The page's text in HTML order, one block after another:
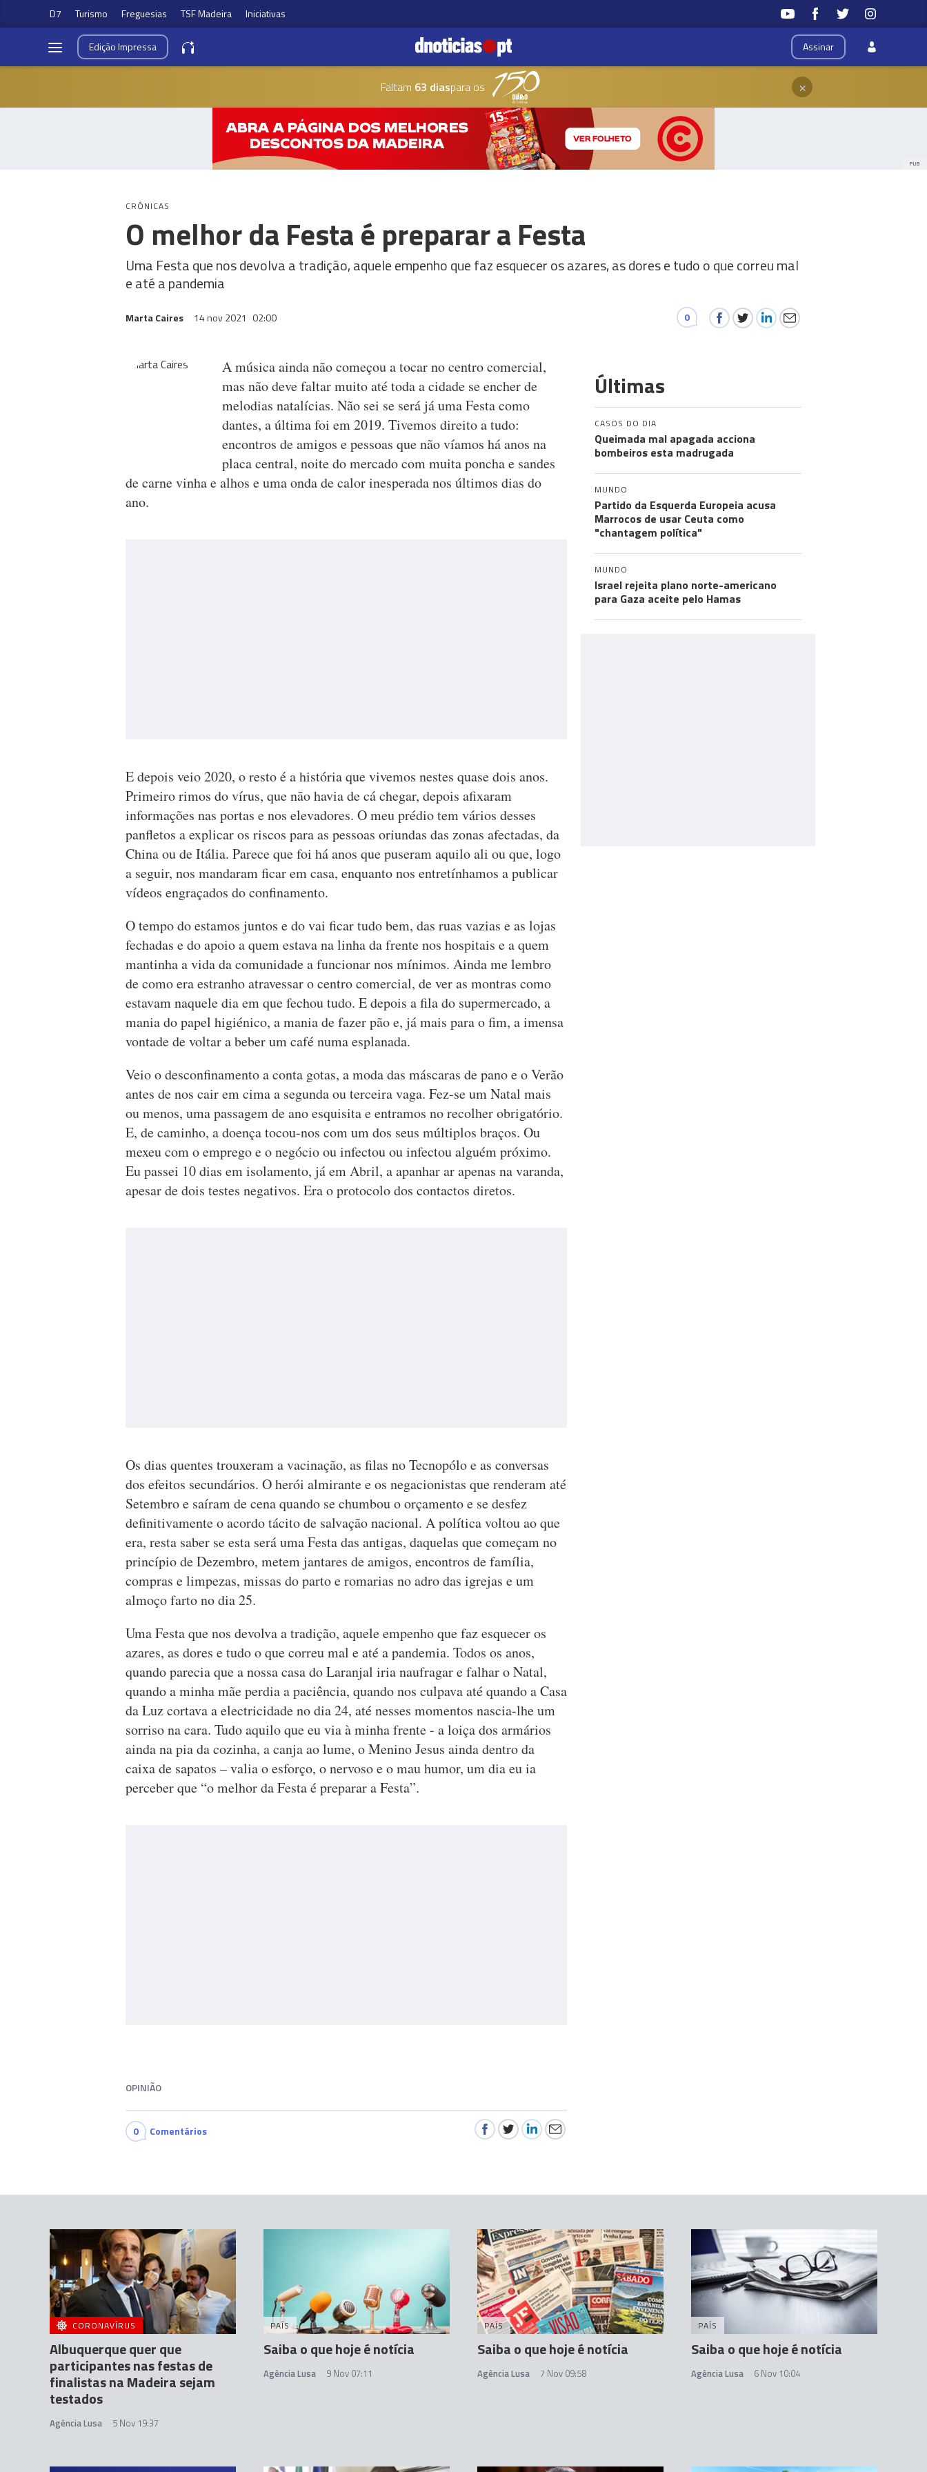
D7 Turismo Freguesias TSF Madeira Iniciativas
Assinar
EdiçãoImpressa
Faltam 63 diaspara os ×
PUB
CRÓNICAS
O melhor da Festa é preparar a Festa
Uma Festa que nos devolva a tradição, aquele empenho que faz esquecer os azares, as dores e tudo o que correu mal
e até a pandemia
Marta Caires 14 nov 2021 02:00 0
A música ainda não começou a tocar no centro comercial,
mas não deve faltar muito até toda a cidade se encher de
melodias natalícias. Não sei se será já uma Festa como
dantes, a última foi em 2019. Tivemos direito a tudo:
encontros de amigos e pessoas que não víamos há anos na
placa central, noite do mercado com muita poncha e sandes
de carne vinha e alhos e uma onda de calor inesperada nos últimos dias do
ano.
E depois veio 2020, o resto é a história que vivemos nestes quase dois anos.
Primeiro rimos do vírus, que não havia de cá chegar, depois afixaram
informações nas portas e nos elevadores. O meu prédio tem vários desses
panfletos a explicar os riscos para as pessoas oriundas das zonas afectadas, da
China ou de Itália. Parece que foi há anos que puseram aquilo ali ou que, logo
a seguir, nos mandaram ficar em casa, enquanto nos entretínhamos a publicar
vídeos engraçados do confinamento.
O tempo do estamos juntos e do vai ficar tudo bem, das ruas vazias e as lojas
fechadas e do apoio a quem estava na linha da frente nos hospitais e a quem
mantinha a vida da comunidade a funcionar nos mínimos. Ainda me lembro
de como era estranho atravessar o centro comercial, de ver as montras como
estavam naquele dia em que fechou tudo. E depois a fila do supermercado, a
mania do papel higiénico, a mania de fazer pão e, já mais para o fim, a imensa
vontade de voltar a beber um café numa esplanada.
Veio o desconfinamento a conta gotas, a moda das máscaras de pano e o Verão
antes de nos cair em cima a segunda ou terceira vaga. Fez-se um Natal mais
ou menos, uma passagem de ano esquisita e entramos no recolher obrigatório.
E, de caminho, a doença tocou-nos com um dos seus múltiplos braços. Ou
mexeu com o emprego e o negócio ou infectou ou infectou alguém próximo.
Eu passei 10 dias em isolamento, já em Abril, a apanhar ar apenas na varanda,
apesar de dois testes negativos. Era o protocolo dos contactos diretos.
Os dias quentes trouxeram a vacinação, as filas no Tecnopólo e as conversas
dos efeitos secundários. O herói almirante e os negacionistas que renderam até
Setembro e saíram de cena quando se chumbou o orçamento e se desfez
definitivamente o acordo tácito de salvação nacional. A política voltou ao que
era, resta saber se esta será uma Festa das antigas, daquelas que começam no
princípio de Dezembro, metem jantares de amigos, encontros de família,
compras e limpezas, missas do parto e romarias no adro das igrejas e um
almoço farto no dia 25.
Uma Festa que nos devolva a tradição, aquele empenho que faz esquecer os
azares, as dores e tudo o que correu mal e até a pandemia. Todos os anos,
quando parecia que a nossa casa do Laranjal iria naufragar e falhar o Natal,
quando a minha mãe perdia a paciência, quando nos culpava até quando a Casa
da Luz cortava a electricidade no dia 24, até nesses momentos nascia-lhe um
sorriso na cara. Tudo aquilo que eu via à minha frente - a loiça dos armários
ainda na pia da cozinha, a canja ao lume, o Menino Jesus ainda dentro da
caixa de sapatos – valia o esforço, o nervoso e o mau humor, um dia eu ia
perceber que “o melhor da Festa é preparar a Festa”.
OPINIÃO
0 Comentários
Últimas
CASOS DO DIA
Queimada mal apagada acciona
bombeiros esta madrugada
MUNDO
Partido da Esquerda Europeia acusa
Marrocos de usar Ceuta como
"chantagem política"
MUNDO
Israel rejeita plano norte-americano
para Gaza aceite pelo Hamas
CORONAVÍRUS
Albuquerque quer que
participantes nas festas de
finalistas na Madeira sejam
testados
Agência Lusa 5 Nov 19:37
PAÍS
Saiba o que hoje é notícia
Agência Lusa 9 Nov 07:11
PAÍS
Saiba o que hoje é notícia
Agência Lusa 7 Nov 09:58
PAÍS
Saiba o que hoje é notícia
Agência Lusa 6 Nov 10:04